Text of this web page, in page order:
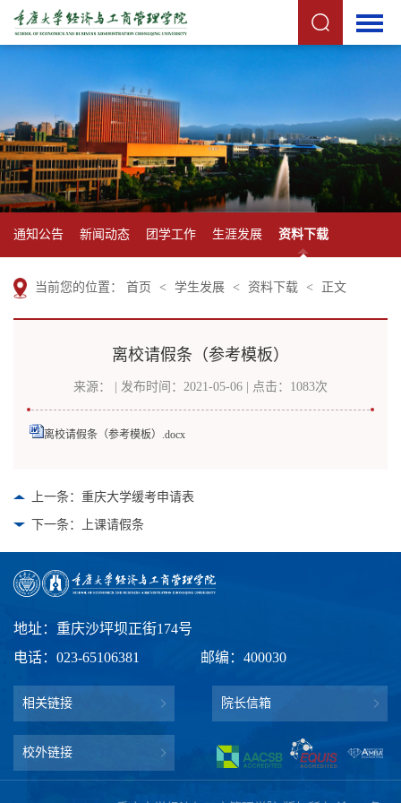
通知公告 新闻动态 团学工作 生涯发展 资料下载
当前您的位置： 首页 < 学生发展 < 资料下载 < 正文
离校请假条（参考模板）
来源： | 发布时间：2021-05-06 | 点击： 1083次
离校请假条（参考模板）.docx
上一条：重庆大学缓考申请表
下一条：上课请假条
地址：重庆沙坪坝正街174号
电话：023-65106381
邮编：400030
相关链接 院长信箱
校外链接